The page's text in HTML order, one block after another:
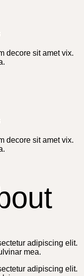
decore sit amet vix.
decore sit amet vix.
adipiscing elit.
mea.
adipiscing elit.